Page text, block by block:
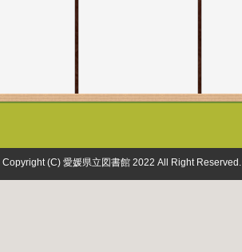
Copyright (C) 愛媛県立図書館 2022 All Right Reserved.